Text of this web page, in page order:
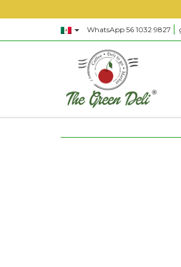
WhatsApp 56 1032 9827